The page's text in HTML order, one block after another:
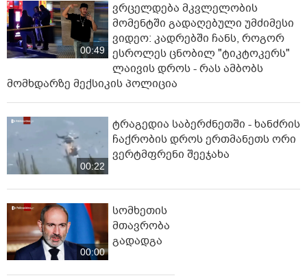
00:49
ვრცელდება მკვლელობის
მომენტში გადაღებული უმძიმესი
ვიდეო: კადრებში ჩანს, როგორ
ესროლეს ცნობილ "ტიკტოკერს"
ლაივის დროს - რას ამბობს
მომხდარზე მექსიკის პოლიცია
00:22
ტრაგედია საბერძნეთში - ხანძრის
ჩაქრობის დროს ერთმანეთს ორი
ვერტმფრენი შეეჯახა
00:00
სომხეთის
მთავრობა
გადადგა